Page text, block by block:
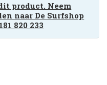
product. Neem
naar De Surfshop
820 233